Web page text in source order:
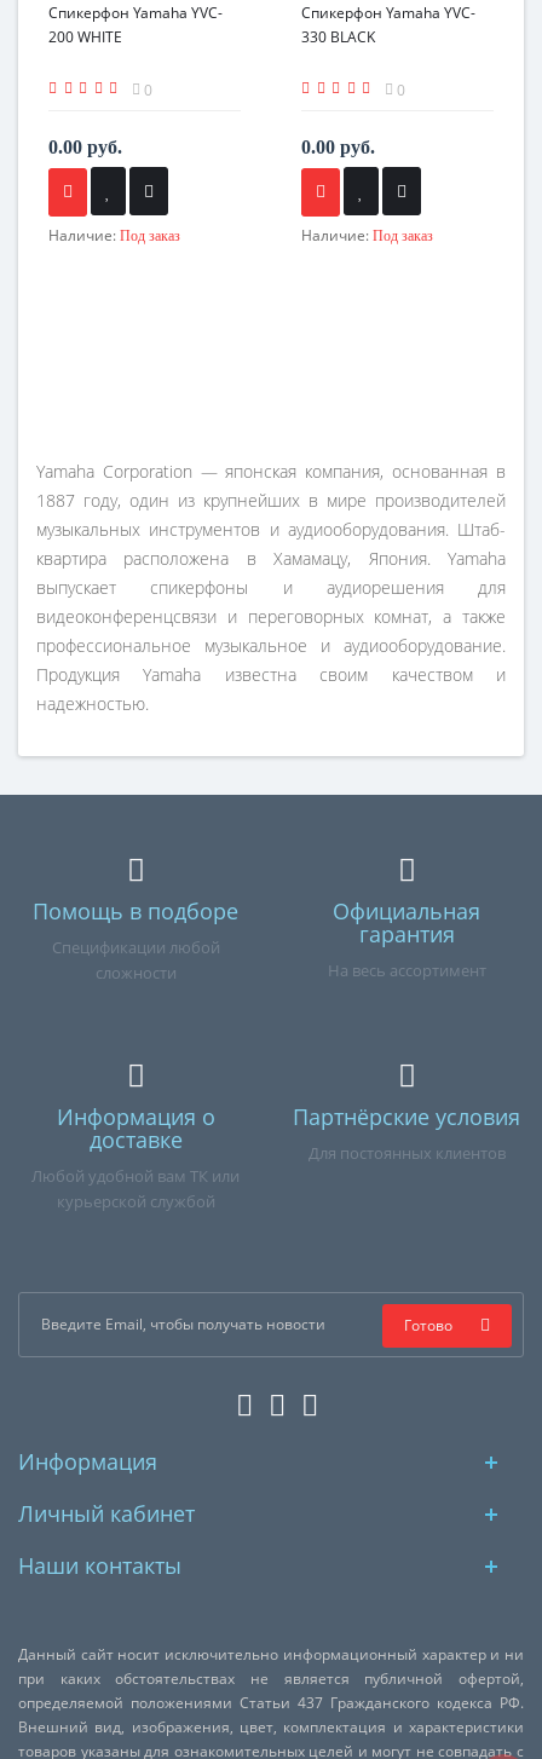
Спикерфон Yamaha YVC-
200 WHITE
0
0.00 руб.
Наличие: Под заказ
Спикерфон Yamaha YVC-
330 BLACK
0
0.00 руб.
Наличие: Под заказ
Yamaha Corporation — японская компания, основанная в
1887 году, один из крупнейших в мире производителей
музыкальных инструментов и аудиооборудования. Штаб-
квартира расположена в Хамамацу, Япония. Yamaha
выпускает спикерфоны и аудиорешения для
видеоконференцсвязи и переговорных комнат, а также
профессиональное музыкальное и аудиооборудование.
Продукция Yamaha известна своим качеством и
надежностью.
Помощь в подборе
Спецификации любой
сложности
Официальная
гарантия
На весь ассортимент
Информация о
доставке
Любой удобной вам ТК или
курьерской службой
Партнёрские условия
Для постоянных клиентов
Готово
Информация
Личный кабинет
Наши контакты
Данный сайт носит исключительно информационный характер и ни
при каких обстоятельствах не является публичной офертой,
определяемой положениями Статьи 437 Гражданского кодекса РФ.
Внешний вид, изображения, цвет, комплектация и характеристики
товаров указаны для ознакомительных целей и могут не совпадать с